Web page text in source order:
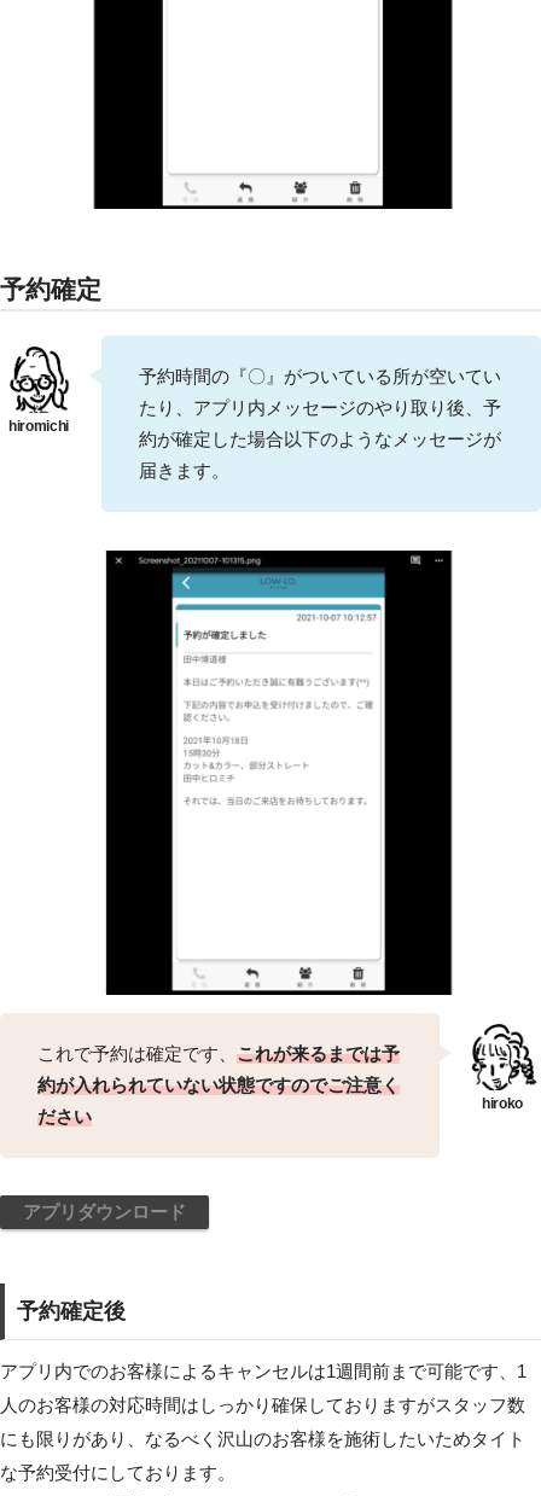
予約確定
予約時間の『〇』がついている所が空いてい
たり、アプリ内メッセージのやり取り後、予
約が確定した場合以下のようなメッセージが
届きます。
これで予約は確定です、 これが来るまでは予
約が入れられていない状態ですのでご注意く
ださい
アプリダウンロード
予約確定後
アプリ内でのお客様によるキャンセルは1週間前まで可能です、1
人のお客様の対応時間はしっかり確保しておりますがスタッフ数
にも限りがあり、なるべく沢山のお客様を施術したいためタイト
な予約受付にしております。